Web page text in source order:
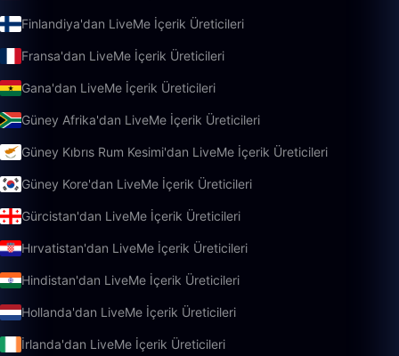
Finlandiya'dan LiveMe İçerik Üreticileri
Fransa'dan LiveMe İçerik Üreticileri
Gana'dan LiveMe İçerik Üreticileri
Güney Afrika'dan LiveMe İçerik Üreticileri
Güney Kıbrıs Rum Kesimi'dan LiveMe İçerik Üreticileri
Güney Kore'dan LiveMe İçerik Üreticileri
Gürcistan'dan LiveMe İçerik Üreticileri
Hırvatistan'dan LiveMe İçerik Üreticileri
Hindistan'dan LiveMe İçerik Üreticileri
Hollanda'dan LiveMe İçerik Üreticileri
İrlanda'dan LiveMe İçerik Üreticileri